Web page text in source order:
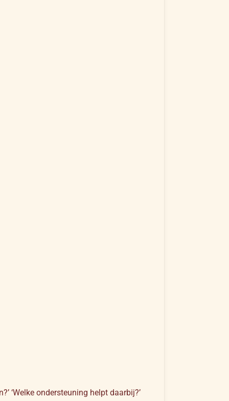
‘Welke ondersteuning helpt daarbij?’